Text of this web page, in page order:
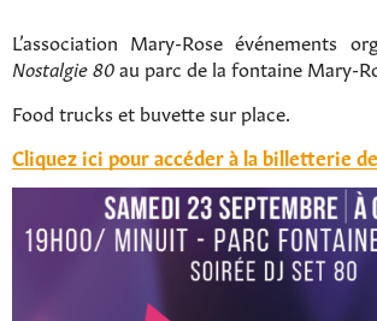
L’association Mary-Rose événements
Nostalgie 80au parc de la fontaine Mary-
Food trucks et buvette sur place.
Cliquez ici pour accéder à la billetterie